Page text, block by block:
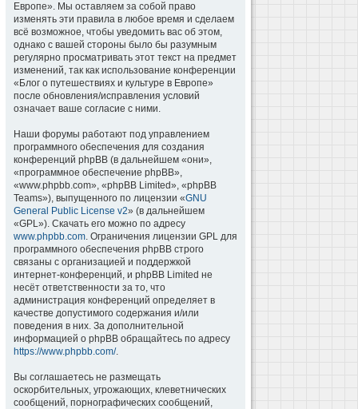
Европе». Мы оставляем за собой право
изменять эти правила в любое время и сделаем
всё возможное, чтобы уведомить вас об этом,
однако с вашей стороны было бы разумным
регулярно просматривать этот текст на предмет
изменений, так как использование конференции
«Блог о путешествиях и культуре в Европе»
после обновления/исправления условий
означает ваше согласие с ними.
Наши форумы работают под управлением
программного обеспечения для создания
конференций phpBB (в дальнейшем «они»,
«программное обеспечение phpBB»,
«www.phpbb.com», «phpBB Limited», «phpBB
Teams»), выпущенного по лицензии «GNU
General Public License v2» (в дальнейшем
«GPL»). Скачать его можно по адресу
www.phpbb.com. Ограничения лицензии GPL для
программного обеспечения phpBB строго
связаны с организацией и поддержкой
интернет-конференций, и phpBB Limited не
несёт ответственности за то, что
администрация конференций определяет в
качестве допустимого содержания и/или
поведения в них. За дополнительной
информацией о phpBB обращайтесь по адресу
https://www.phpbb.com/.
Вы соглашаетесь не размещать
оскорбительных, угрожающих, клеветнических
сообщений, порнографических сообщений,